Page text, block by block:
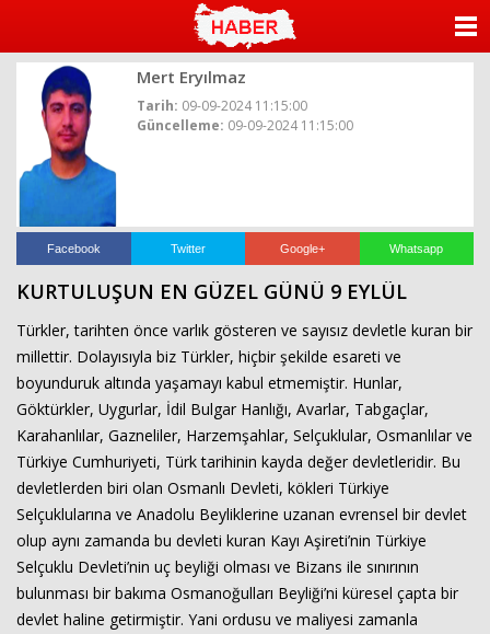
Mert Eryılmaz
Tarih: 09-09-2024 11:15:00
Güncelleme: 09-09-2024 11:15:00
Facebook Twitter Google+ Whatsapp
KURTULUŞUN EN GÜZEL GÜNÜ 9 EYLÜL
Türkler, tarihten önce varlık gösteren ve sayısız devletle kuran bir
millettir. Dolayısıyla biz Türkler, hiçbir şekilde esareti ve
boyunduruk altında yaşamayı kabul etmemiştir. Hunlar,
Göktürkler, Uygurlar, İdil Bulgar Hanlığı, Avarlar, Tabgaçlar,
Karahanlılar, Gazneliler, Harzemşahlar, Selçuklular, Osmanlılar ve
Türkiye Cumhuriyeti, Türk tarihinin kayda değer devletleridir. Bu
devletlerden biri olan Osmanlı Devleti, kökleri Türkiye
Selçuklularına ve Anadolu Beyliklerine uzanan evrensel bir devlet
olup aynı zamanda bu devleti kuran Kayı Aşireti’nin Türkiye
Selçuklu Devleti’nin uç beyliği olması ve Bizans ile sınırının
bulunması bir bakıma Osmanoğulları Beyliği’ni küresel çapta bir
devlet haline getirmiştir. Yani ordusu ve maliyesi zamanla
YAZARLAR
VİDEO GALERİ
İLETİŞİM
Haberin Doğru Adresi.